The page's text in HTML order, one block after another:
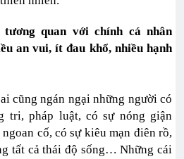
quan với chính cá nhân
an vui, ít đau khổ, nhiều hạnh
cũng ngán ngại những người có
tri, pháp luật, có sự nóng giận
cố, có sự kiêu mạn điên rồ,
tất cả thái độ sống… Những cái